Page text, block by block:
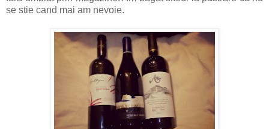
se stie cand mai am nevoie.